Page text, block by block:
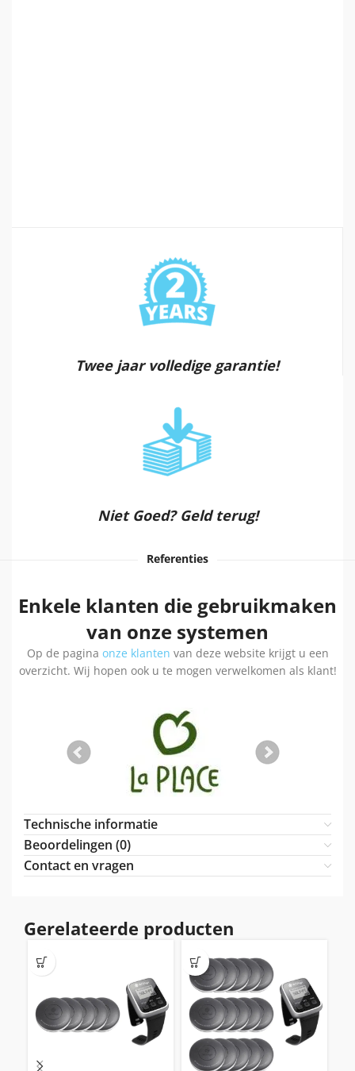
Twee jaar volledige garantie!
Niet Goed? Geld terug!
Referenties
Enkele klanten die gebruikmaken
van onze systemen
Op de pagina onze klanten van deze website krijgt u een
overzicht. Wij hopen ook u te mogen verwelkomen als klant!
Technische informatie
Beoordelingen (0)
Contact en vragen
Gerelateerde producten